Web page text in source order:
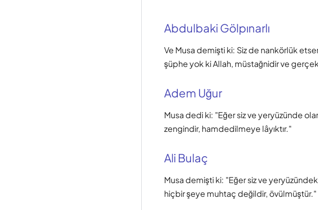
Abdulbaki Gölpınarlı
Ve Musa demişti ki: Siz de nankörlük
şüphe yok ki Allah, müstağnidir ve
Adem Uğur
Musa dedi ki: "Eğer siz ve yeryüzünde
zengindir, hamdedilmeye lâyıktır."
Ali Bulaç
Musa demişti ki: "Eğer siz ve
hiçbir şeye muhtaç değildir, övülmüştür."